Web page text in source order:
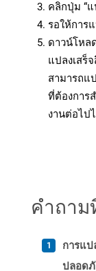
คลิกปุ่ม “แ
รอให้การ
ดาวน์โหล
แปลงเสร็
สามารถแ
ที่ต้องการ
งานต่อไป
คำถา
การแป
ปลอด